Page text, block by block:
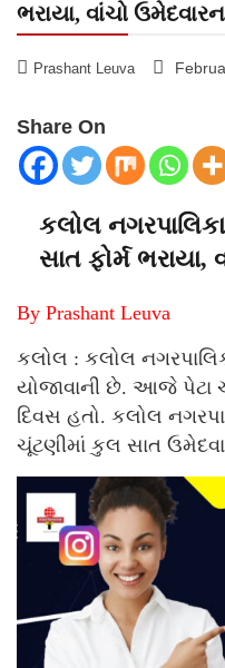
ભરાયા, વાંચો
Prashant Leuva
Share On
કલોલ
સાત ફોર્મ ભરાયા,
By Prashant Leuva
કલોલ : કલોલ
યોજાવાની છે. આજે પેટા
દિવસ હતો. કલોલ
ચૂંટણીમાં કુલ સાત